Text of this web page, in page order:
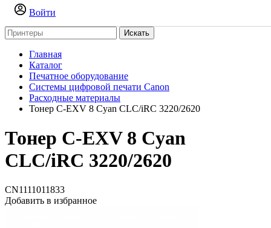
Войти
Искать
Главная
Каталог
Печатное оборудование
Системы цифровой печати Canon
Расходные материалы
Тонер C-EXV 8 Cyan CLC/iRC 3220/2620
Тонер C-EXV 8 Cyan
CLC/iRC 3220/2620
CN1111011833
Добавить в избранное